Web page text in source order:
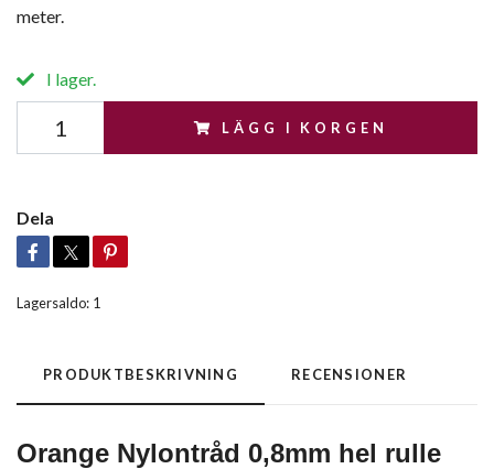
meter.
I lager.
LÄGG I KORGEN
Dela
Lagersaldo: 1
PRODUKTBESKRIVNING RECENSIONER
Orange Nylontråd 0,8mm hel rulle